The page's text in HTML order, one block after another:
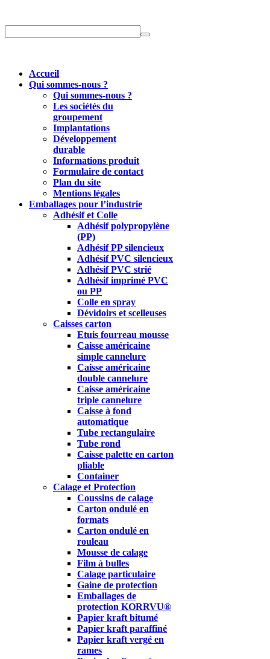
Accueil
Qui sommes-nous ?
Qui sommes-nous ?
Les sociétés du
groupement
Implantations
Développement
durable
Informations produit
Formulaire de contact
Plan du site
Mentions légales
Emballages pour l’industrie
Adhésif et Colle
Adhésif polypropylène
(PP)
Adhésif PP silencieux
Adhésif PVC silencieux
Adhésif PVC strié
Adhésif imprimé PVC
ou PP
Colle en spray
Dévidoirs et scelleuses
Caisses carton
Etuis fourreau mousse
Caisse américaine
simple cannelure
Caisse américaine
double cannelure
Caisse américaine
triple cannelure
Caisse à fond
automatique
Tube rectangulaire
Tube rond
Caisse palette en carton
pliable
Container
Calage et Protection
Coussins de calage
Carton ondulé en
formats
Carton ondulé en
rouleau
Mousse de calage
Film à bulles
Calage particulaire
Gaine de protection
Emballages de
protection KORRVU®
Papier kraft bitumé
Papier kraft paraffiné
Papier kraft vergé en
rames